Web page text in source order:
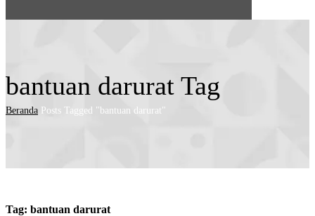
bantuan darurat Tag
Beranda Posts Tagged "bantuan darurat"
Tag: bantuan darurat